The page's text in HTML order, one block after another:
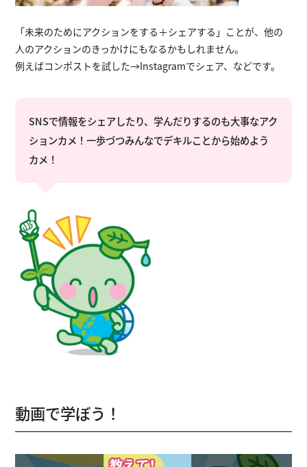
「未来のためにアクションをする＋シェアする」ことが、他の
人のアクションのきっかけにもなるかもしれません。
例えばコンポストを試した→Instagramでシェア、などです。
SNSで情報をシェアしたり、学んだりするのも大事なアク
ションカメ！一歩づつみんなでデキルことから始めよう
カメ！
動画で学ぼう！